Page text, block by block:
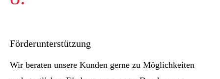
Förderunterstützung
Wir beraten unsere Kunden gerne zu Möglichkeiten